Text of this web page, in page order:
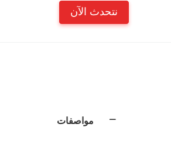
نتحدث الآن
مواصفات